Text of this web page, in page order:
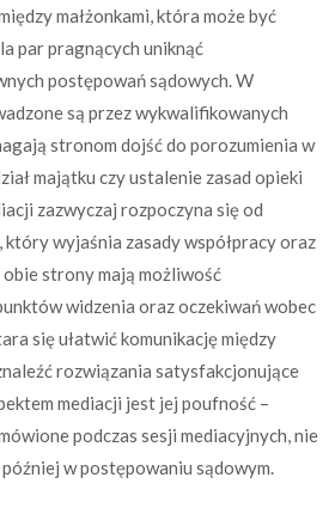
małżonkami, która może być
par pragnących uniknąć
postępowań sądowych. W
są przez wykwalifikowanych
stronom dojść do porozumienia w
majątku czy ustalenie zasad opieki
zazwyczaj rozpoczyna się od
wyjaśnia zasady współpracy oraz
strony mają możliwość
widzenia oraz oczekiwań wobec
się ułatwić komunikację między
rozwiązania satysfakcjonujące
mediacji jest jej poufność –
podczas sesji mediacyjnych, nie
w postępowaniu sądowym.